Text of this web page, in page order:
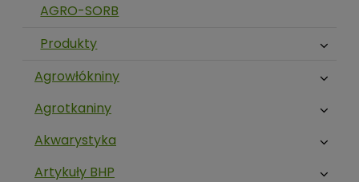
AGRO-SORB
Produkty
Agrowłókniny
Agrotkaniny
Akwarystyka
Artykuły BHP